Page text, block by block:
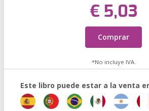
€ 5,03
Comprar
*No incluye IVA.
Este libro puede estar a la venta